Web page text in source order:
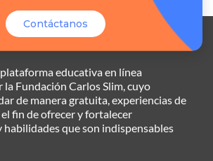
Contáctanos
educativa en línea
Fundación Carlos Slim, cuyo
de manera gratuita, experiencias de
fin de ofrecer y fortalecer
que son indispensables